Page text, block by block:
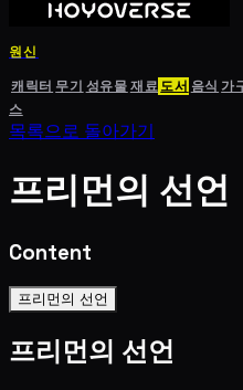
원신
캐릭터 무기 성유물재료도서 음식 가
스
목록으로 돌아가기
프리먼의 선언
Content
프리먼의 선언
프리먼의 선언